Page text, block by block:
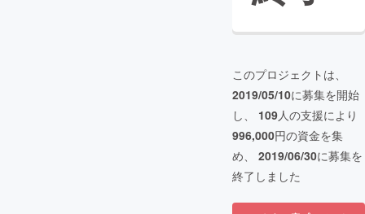
このプロジェクトは、
2019/05/10に募集を開始
し、 109人の支援により
996,000円の資金を集
め、 2019/06/30に募集を
終了しました